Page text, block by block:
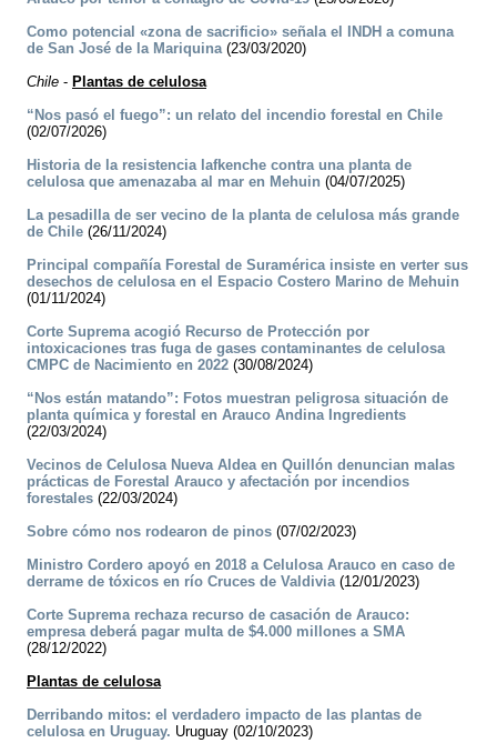
Como potencial «zona de sacrificio» señala el INDH a comuna
de San José de la Mariquina(23/03/2020)
Chile - Plantas de celulosa
“Nos pasó el fuego”: un relato del incendio forestal en Chile
(02/07/2026)
Historia de la resistencia lafkenche contra una planta de
celulosa que amenazaba al mar en Mehuin (04/07/2025)
La pesadilla de ser vecino de la planta de celulosa más grande
de Chile (26/11/2024)
Principal compañía Forestal de Suramérica insiste en verter sus
desechos de celulosa en el Espacio Costero Marino de Mehuin
(01/11/2024)
Corte Suprema acogió Recurso de Protección por
intoxicaciones tras fuga de gases contaminantes de celulosa
CMPC de Nacimiento en 2022 (30/08/2024)
“Nos están matando”: Fotos muestran peligrosa situación de
planta química y forestal en Arauco Andina Ingredients
(22/03/2024)
Vecinos de Celulosa Nueva Aldea en Quillón denuncian malas
prácticas de Forestal Arauco y afectación por incendios
forestales (22/03/2024)
Sobre cómo nos rodearon de pinos (07/02/2023)
Ministro Cordero apoyó en 2018 a Celulosa Arauco en caso de
derrame de tóxicos en río Cruces de Valdivia(12/01/2023)
Corte Suprema rechaza recurso de casación de Arauco:
empresa deberá pagar multa de $4.000 millones a SMA
(28/12/2022)
Plantas de celulosa
Derribando mitos: el verdadero impacto de las plantas de
celulosa en Uruguay. Uruguay (02/10/2023)